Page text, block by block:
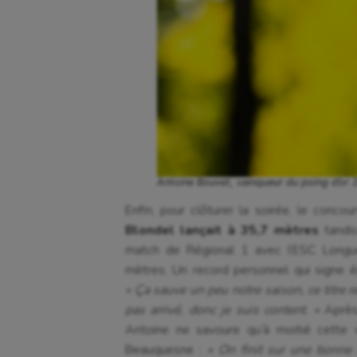
Antoine Bouvet, vainqueur du poing d’or
Enfin, pour clôturer la soirée, le
Blondel lançait à 35,7 mètres
match de Régional 1 avec l’ESC
mètres. Un record personnel qui signe
« Ça sauve un peu notre saison, ce titre
pas arrivé, donc je suis content. »
Antoine ne savoure qu’à moitié
Beauquesne :
« On finit sur une